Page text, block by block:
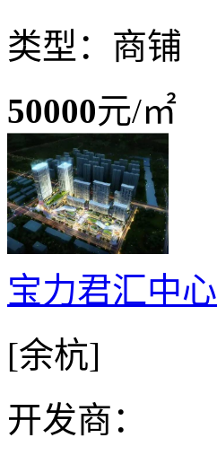
类型：商铺
50000元/㎡
宝力君汇中心
[余杭]
开发商：